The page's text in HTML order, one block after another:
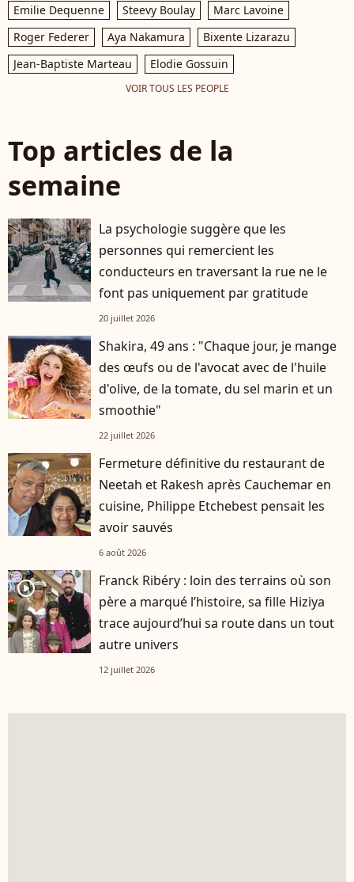
Emilie Dequenne Steevy Boulay
Marc Lavoine
Roger Federer
Aya Nakamura
Bixente Lizarazu
Jean-Baptiste Marteau
Elodie Gossuin
VOIR TOUS LES PEOPLE
Top articles de la
semaine
La psychologie suggère que les
personnes qui remercient les
conducteurs en traversant la rue ne le
font pas uniquement par gratitude
20 juillet 2026
Shakira, 49 ans : "Chaque jour, je mange
des œufs ou de l'avocat avec de l'huile
d'olive, de la tomate, du sel marin et un
smoothie"
22 juillet 2026
Fermeture définitive du restaurant de
Neetah et Rakesh après Cauchemar en
cuisine, Philippe Etchebest pensait les
avoir sauvés
6 août 2026
player2
Franck Ribéry : loin des terrains où son
père a marqué l’histoire, sa fille Hiziya
trace aujourd’hui sa route dans un tout
autre univers
12 juillet 2026